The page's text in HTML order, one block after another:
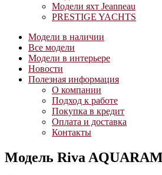
Модели яхт Jeanneau
PRESTIGE YACHTS
Модели в наличии
Все модели
Модели в интерьере
Новости
Полезная информация
О компании
Подход к работе
Покупка в кредит
Оплата и доставка
Контакты
Модель Riva